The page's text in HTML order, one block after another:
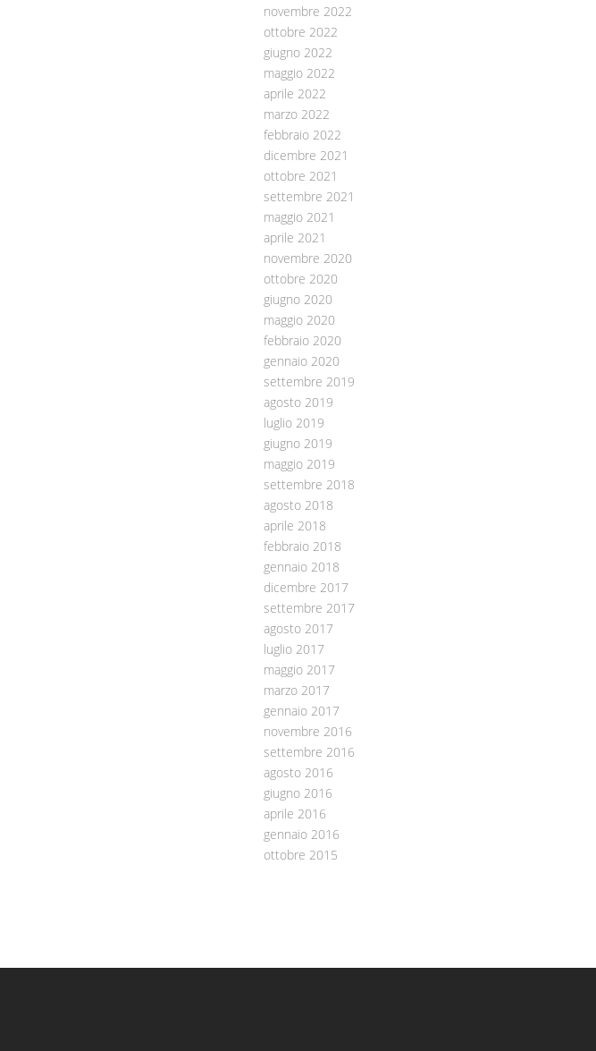
novembre 2022
ottobre 2022
giugno 2022
maggio 2022
aprile 2022
marzo 2022
febbraio 2022
dicembre 2021
ottobre 2021
settembre 2021
maggio 2021
aprile 2021
novembre 2020
ottobre 2020
giugno 2020
maggio 2020
febbraio 2020
gennaio 2020
settembre 2019
agosto 2019
luglio 2019
giugno 2019
maggio 2019
settembre 2018
agosto 2018
aprile 2018
febbraio 2018
gennaio 2018
dicembre 2017
settembre 2017
agosto 2017
luglio 2017
maggio 2017
marzo 2017
gennaio 2017
novembre 2016
settembre 2016
agosto 2016
giugno 2016
aprile 2016
gennaio 2016
ottobre 2015